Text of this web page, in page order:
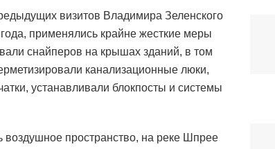
визитов Владимира Зеленского
применялись крайне жесткие меры
снайперов на крышах зданий, в том
канализационные люки,
устанавливали блокпосты и системы
пространство, на реке Шпрее